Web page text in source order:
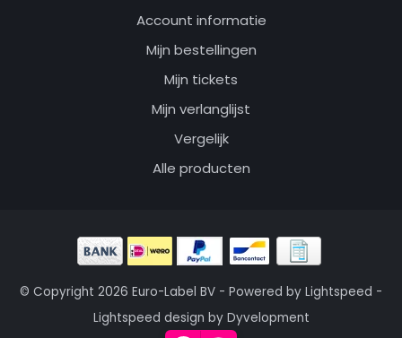
Account informatie
Mijn bestellingen
Mijn tickets
Mijn verlanglijst
Vergelijk
Alle producten
© Copyright 2026 Euro-Label BV - Powered by Lightspeed -
Lightspeed design by Dyvelopment